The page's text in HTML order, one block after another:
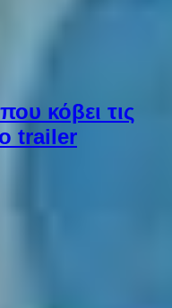
κόβει τις
trailer